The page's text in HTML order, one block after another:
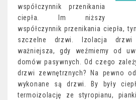
współczynnik przenikania
ciepła. Im niższy
współczynnik przenikania ciepła,
szczelne drzwi. Izolacja
ważniejsza, gdy weźmiemy od
domów pasywnych. Od czego
drzwi zewnętrznych? Na pewno
wykonane są drzwi. By były
termoizolację ze styropianu,